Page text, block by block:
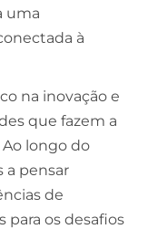
uma
à
na inovação e
que fazem a
longo do
a pensar
de
para os desafios